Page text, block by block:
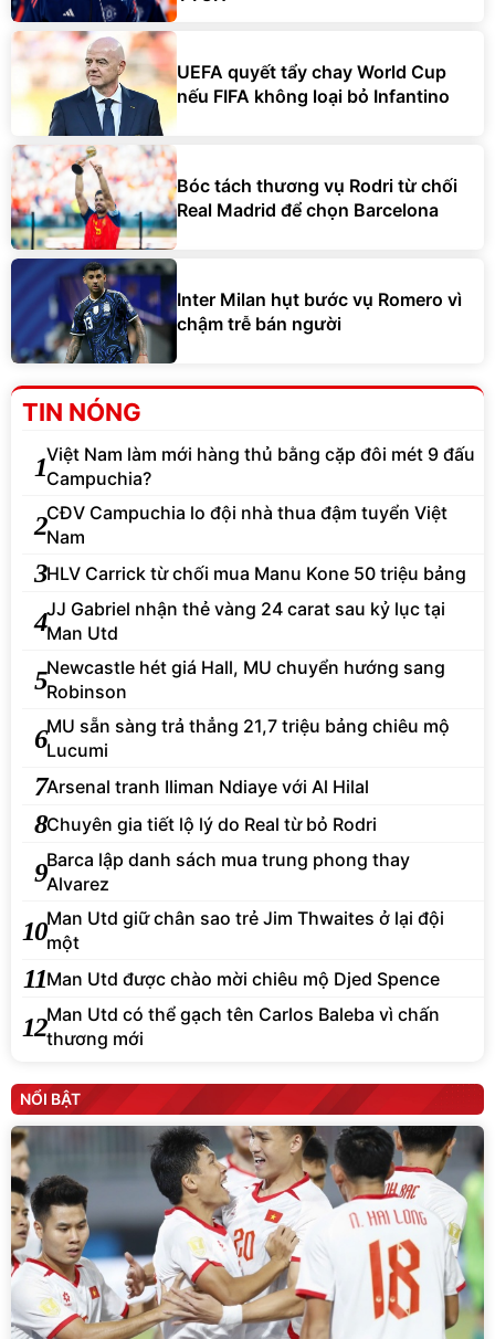
UEFA quyết tẩy chay World Cup
nếu FIFA không loại bỏ Infantino
Bóc tách thương vụ Rodri từ chối
Real Madrid để chọn Barcelona
Inter Milan hụt bước vụ Romero vì
chậm trễ bán người
TIN NÓNG
1Việt Nam làm mới hàng thủ bằng cặp đôi mét 9 đấu
Campuchia?
2CĐV Campuchia lo đội nhà thua đậm tuyển Việt
Nam
3HLV Carrick từ chối mua Manu Kone 50 triệu bảng
4JJ Gabriel nhận thẻ vàng 24 carat sau kỷ lục tại
Man Utd
5Newcastle hét giá Hall, MU chuyển hướng sang
Robinson
6MU sẵn sàng trả thẳng 21,7 triệu bảng chiêu mộ
Lucumi
7Arsenal tranh Iliman Ndiaye với Al Hilal
8Chuyên gia tiết lộ lý do Real từ bỏ Rodri
9Barca lập danh sách mua trung phong thay
Alvarez
10Man Utd giữ chân sao trẻ Jim Thwaites ở lại đội
một
11Man Utd được chào mời chiêu mộ Djed Spence
12Man Utd có thể gạch tên Carlos Baleba vì chấn
thương mới
NỔI BẬT